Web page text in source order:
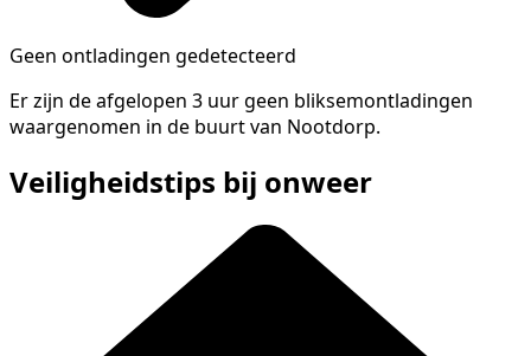
Geen ontladingen gedetecteerd
Er zijn de afgelopen 3 uur geen bliksemontladingen
waargenomen in de buurt van Nootdorp.
Veiligheidstips bij onweer